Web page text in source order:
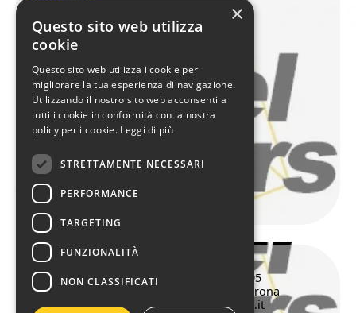
WEB AGENCY
A VERONA
TIMELINE
SITEMAP
SEOMAP
GEOMAP
Web Agency a Verona dal 1995
Via Leone Pancaldo 70, 37138 Verona
045 508898 - info@pointersoft.it
×
Questo sito web utilizza
cookie
Questo sito web utilizza i cookie per
migliorare la tua esperienza di navigazione.
Utilizzando il nostro sito web acconsenti a
tutti i cookie in conformità con la nostra
policy per i cookie. Leggi di più
STRETTAMENTE NECESSARI
PERFORMANCE
TARGETING
FUNZIONALITÀ
NON CLASSIFICATI